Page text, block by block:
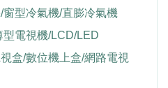
型冷氣機/直膨冷氣機
電視機/LCD/LED
盒/數位機上盒/網路電視